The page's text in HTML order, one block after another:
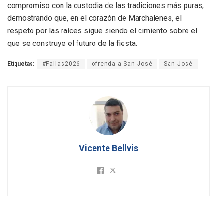
compromiso con la custodia de las tradiciones más puras,
demostrando que, en el corazón de Marchalenes, el
respeto por las raíces sigue siendo el cimiento sobre el
que se construye el futuro de la fiesta.
Etiquetas: #Fallas2026 ofrenda a San José San José
Vicente Bellvis